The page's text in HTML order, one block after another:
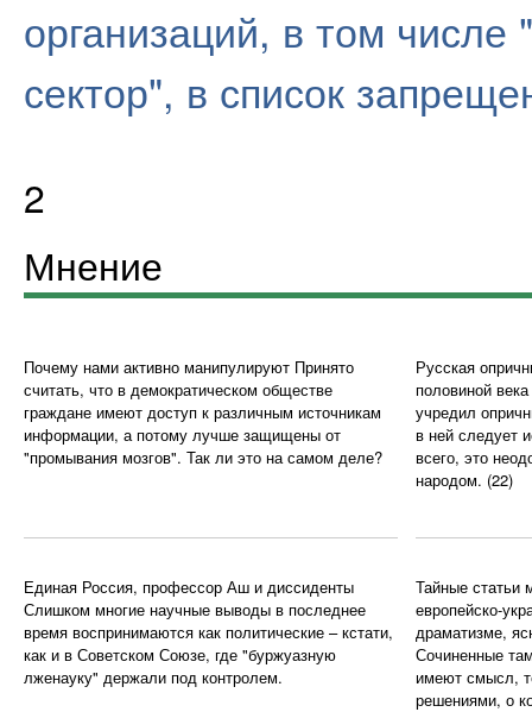
организаций, в том
сектор", в список
2
Мнение
Почему нами активно манипулируют Принято
считать, что в демократическом обществе
граждане имеют доступ к различным источникам
информации, а потому лучше защищены от
"промывания мозгов". Так ли это на самом деле?
Русская
половиной
учредил
в ней следует
всего, это
народом. (22)
Единая Россия, профессор Аш и диссиденты
Слишком многие научные выводы в последнее
время воспринимаются как политические – кстати,
как и в Советском Союзе, где "буржуазную
лженауку" держали под контролем.
Тайные статьи
европейско-
драматизме,
Сочиненные
имеют смысл,
решениями, о